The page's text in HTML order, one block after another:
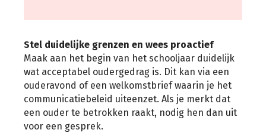
Stel duidelijke grenzen en wees proactief
Maak aan het begin van het schooljaar duidelijk
wat acceptabel oudergedrag is. Dit kan via een
ouderavond of een welkomstbrief waarin je het
communicatiebeleid uiteenzet. Als je merkt dat
een ouder te betrokken raakt, nodig hen dan uit
voor een gesprek.